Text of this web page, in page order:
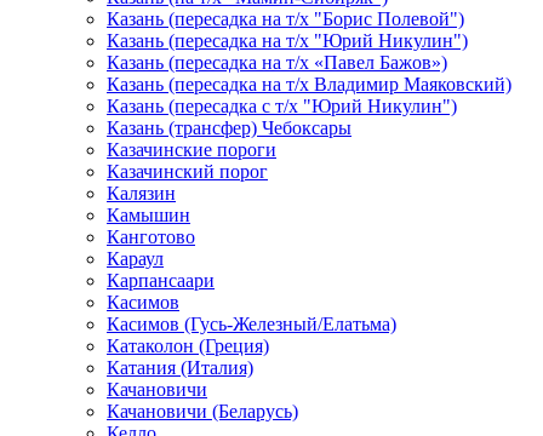
Казань (пересадка на т/х "Борис Полевой")
Казань (пересадка на т/х "Юрий Никулин")
Казань (пересадка на т/х «Павел Бажов»)
Казань (пересадка на т/х Владимир Маяковский)
Казань (пересадка с т/х "Юрий Никулин")
Казань (трансфер) Чебоксары
Казачинские пороги
Казачинский порог
Калязин
Камышин
Канготово
Караул
Карпансаари
Касимов
Касимов (Гусь-Железный/Елатьма)
Катаколон (Греция)
Катания (Италия)
Качановичи
Качановичи (Беларусь)